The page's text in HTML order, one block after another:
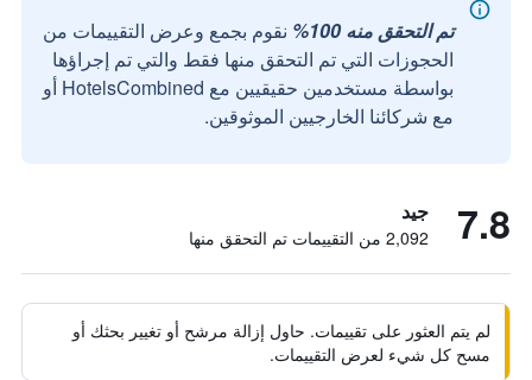
تم التحقق منه 100%
نقوم بجمع وعرض التقييمات من
الحجوزات التي تم التحقق منها فقط والتي تم إجراؤها
بواسطة مستخدمين حقيقيين مع HotelsCombined أو
مع شركائنا الخارجيين الموثوقين.
7.8 جيد
2,092 من التقييمات تم التحقق منها
لم يتم العثور على تقييمات. حاول إزالة مرشح أو تغيير بحثك أو
مسح كل شيء لعرض التقييمات.